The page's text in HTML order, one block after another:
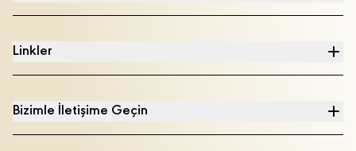
Linkler
Bizimle İletişime Geçin